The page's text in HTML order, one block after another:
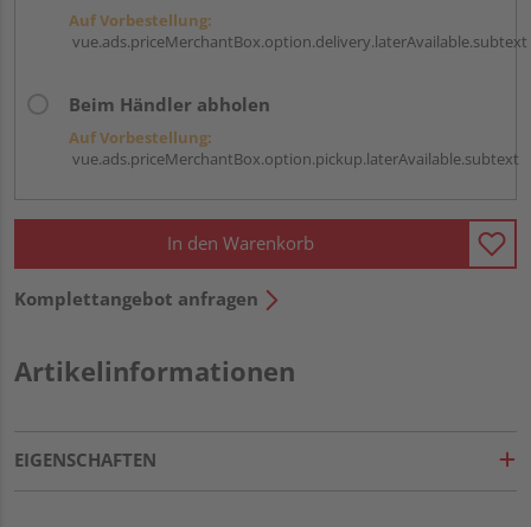
Auf Vorbestellung:
vue.ads.priceMerchantBox.option.delivery.laterAvailable.subtext
Beim Händler abholen
Auf Vorbestellung:
vue.ads.priceMerchantBox.option.pickup.laterAvailable.subtext
In den Warenkorb
Komplettangebot anfragen
Artikelinformationen
EIGENSCHAFTEN